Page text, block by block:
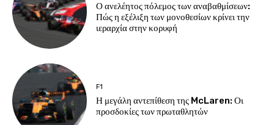
Ο ανελέητος πόλεμος των αναβαθμίσεων:
Πώς η εξέλιξη των μονοθεσίων κρίνει την
ιεραρχία στην κορυφή
F1
Η μεγάλη αντεπίθεση της McLaren: Οι
προσδοκίες των πρωταθλητών